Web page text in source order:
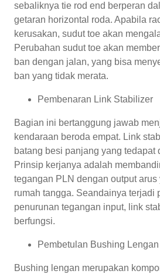
sebaliknya tie rod end berperan
getaran horizontal roda. Apabila
kerusakan, sudut toe akan
Perubahan sudut toe akan
ban dengan jalan, yang bisa
ban yang tidak merata.
Pembenaran Link Stabilizer
Bagian ini bertanggung jawab
kendaraan beroda empat. Link
batang besi panjang yang tedapat
Prinsip kerjanya adalah
tegangan PLN dengan output
rumah tangga. Seandainya terjadi
penurunan tegangan input, link
berfungsi.
Pembetulan Bushing Lengan
Bushing lengan merupakan